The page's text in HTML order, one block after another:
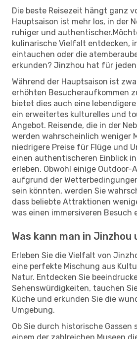
Die beste Reisezeit hängt ganz
Hauptsaison ist mehr los, in der
ruhiger und
kulinarische Vielfalt entdecken,
eintauchen oder die
erkunden? Jinzhou hat für
Während der Hauptsaison ist
erhöhten Besucheraufkommen
bietet dies auch eine
ein erweitertes kulturelles und
Angebot. Reisende, die in der
werden wahrscheinlich weniger
niedrigere Preise für Flüge und
einen authentischeren Einblick
erleben. Obwohl einige Outdoor-
aufgrund der
sein könnten, werden Sie
dass beliebte Attraktionen
was einen immersiveren Besuch
Was kann man in
Erleben Sie die Vielfalt von
eine perfekte Mischung aus
Natur. Entdecken Sie
Sehenswürdigkeiten, tauchen
Küche und erkunden Sie die
Umgebung.
Ob Sie durch historische Gassen